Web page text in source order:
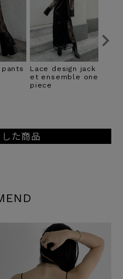
Lace design jack
et ensemble one
piece
た商品